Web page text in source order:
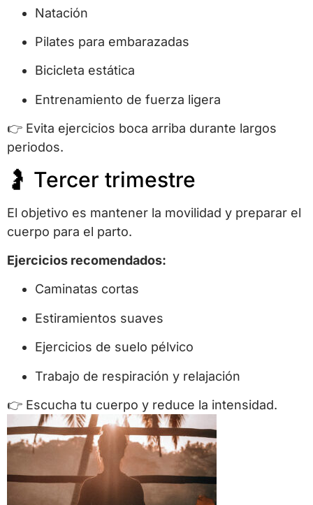
Natación
Pilates para embarazadas
Bicicleta estática
Entrenamiento de fuerza ligera
👉 Evita ejercicios boca arriba durante largos
periodos.
🤰 Tercer trimestre
El objetivo es mantener la movilidad y preparar el
cuerpo para el parto.
Ejercicios recomendados:
Caminatas cortas
Estiramientos suaves
Ejercicios de suelo pélvico
Trabajo de respiración y relajación
👉 Escucha tu cuerpo y reduce la intensidad.